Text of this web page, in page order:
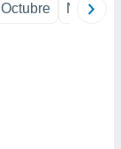
Octubre